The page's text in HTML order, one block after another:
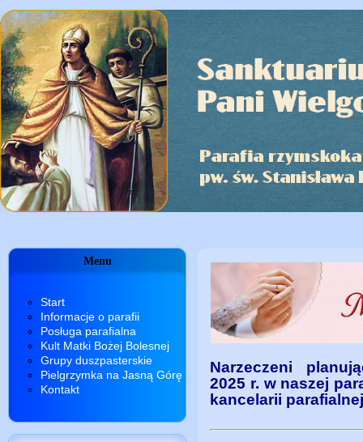
Menu
Start
Informacje o parafii
Posługa parafialna
Kult Matki Bożej Bolesnej
Grupy duszpasterskie
Pielgrzymka na Jasną Górę
Kontakt
Narzeczeni
2025 r. w naszej
kancelarii